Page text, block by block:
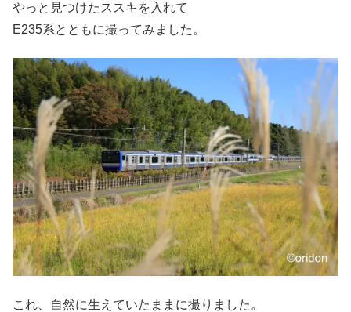
やっと見つけたススキを入れて
E235系とともに撮ってみました。
これ、自然に生えていたままに撮りました。